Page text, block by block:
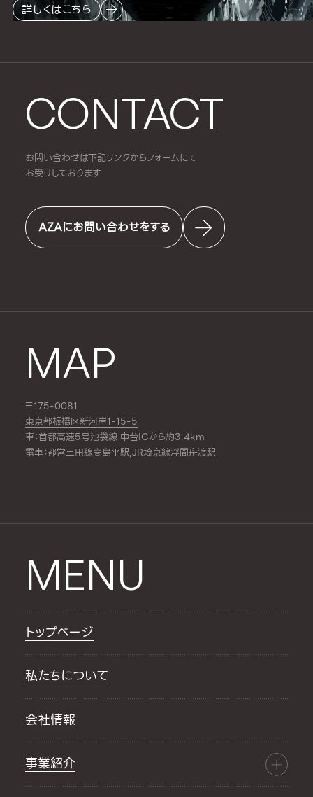
CONTACT
お問い合わせは下記リンクからフォームにて
お受けしております
AZAにお問い合わせをする
MAP
〒175-0081
東京都板橋区新河岸1-15-5
車：首都高速5号池袋線 中台ICから約3.4km
電車：都営三田線高島平駅,JR埼京線浮間舟渡駅
詳しくはこちら
MENU
トップページ
私たちについて
会社情報
事業紹介